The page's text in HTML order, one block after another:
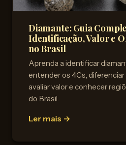
Diamante: Guia
Identificação, Valor e
no Brasil
Aprenda a identificar
entender os 4Cs, diferenciar
avaliar valor e conhecer
do Brasil.
Ler mais →